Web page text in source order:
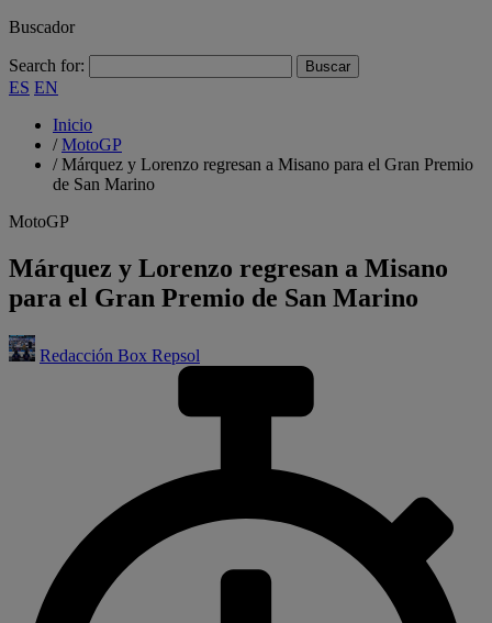
Buscador
Search for:
ES EN
Inicio
/MotoGP
/Márquez y Lorenzo regresan a Misano para el Gran Premio
de San Marino
MotoGP
Márquez y Lorenzo regresan a Misano
para el Gran Premio de San Marino
Redacción Box Repsol